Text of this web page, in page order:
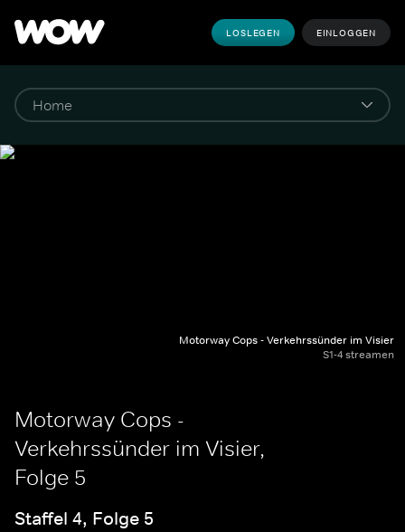
LOSLEGEN EINLOGGEN
Motorway Cops - Verkehrssünder im Visier
S1-4 streamen
Motorway Cops -
Verkehrssünder im Visier,
Folge 5
Staffel 4, Folge 5